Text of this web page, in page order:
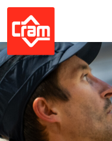
Panneau de gestion des